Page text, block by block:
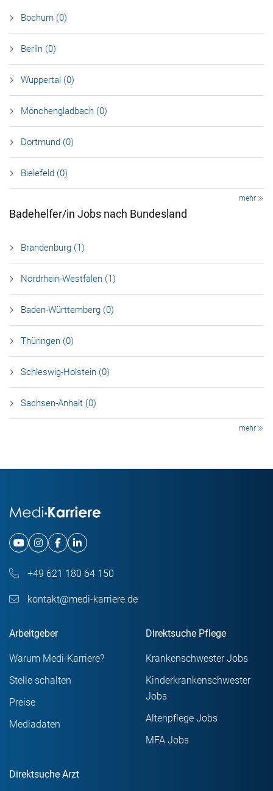
Bochum (0)
Berlin (0)
Wuppertal (0)
Mönchengladbach (0)
Dortmund (0)
Bielefeld (0)
mehr
Badehelfer/in Jobs nach Bundesland
Brandenburg (1)
Nordrhein-Westfalen (1)
Baden-Württemberg (0)
Thüringen (0)
Schleswig-Holstein (0)
Sachsen-Anhalt (0)
mehr
+49 621 180 64 150
kontakt@medi-karriere.de
Arbeitgeber
Warum Medi-Karriere?
Stelle schalten
Preise
Mediadaten
Direktsuche Pflege
Krankenschwester Jobs
Kinderkrankenschwester
Jobs
Altenpflege Jobs
MFA Jobs
Direktsuche Arzt